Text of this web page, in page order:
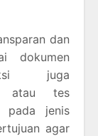
dan
dokumen
juga
atau tes
pada jenis
agar